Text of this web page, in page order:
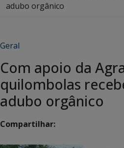
adubo orgânico
Geral
Com apoio da
quilombolas
adubo orgânico
Compartilhar: